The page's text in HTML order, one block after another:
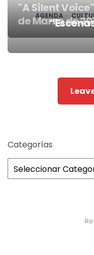
AGENDA
Post
navigation
"A Silent
de Marzo de
Categorías